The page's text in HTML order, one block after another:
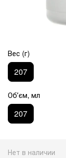
Вес (г)
207
Обʼєм, мл
207
Нет в наличии